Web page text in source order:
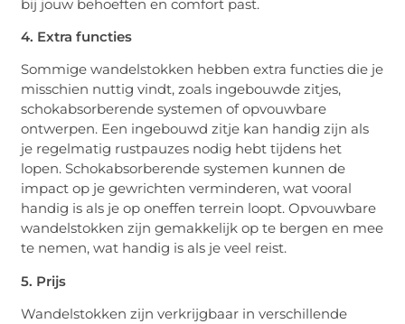
bij jouw behoeften en comfort past.
4. Extra functies
Sommige wandelstokken hebben extra functies die je
misschien nuttig vindt, zoals ingebouwde zitjes,
schokabsorberende systemen of opvouwbare
ontwerpen. Een ingebouwd zitje kan handig zijn als
je regelmatig rustpauzes nodig hebt tijdens het
lopen. Schokabsorberende systemen kunnen de
impact op je gewrichten verminderen, wat vooral
handig is als je op oneffen terrein loopt. Opvouwbare
wandelstokken zijn gemakkelijk op te bergen en mee
te nemen, wat handig is als je veel reist.
5. Prijs
Wandelstokken zijn verkrijgbaar in verschillende